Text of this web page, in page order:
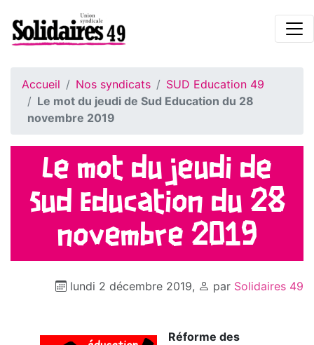
Accueil Nos syndicats
SUD Education 49
Le mot du jeudi de Sud Education du 28
novembre 2019
Le mot du jeudi de
Sud Education du 28
novembre 2019
lundi 2 décembre 2019, par Solidaires 49
Réforme des